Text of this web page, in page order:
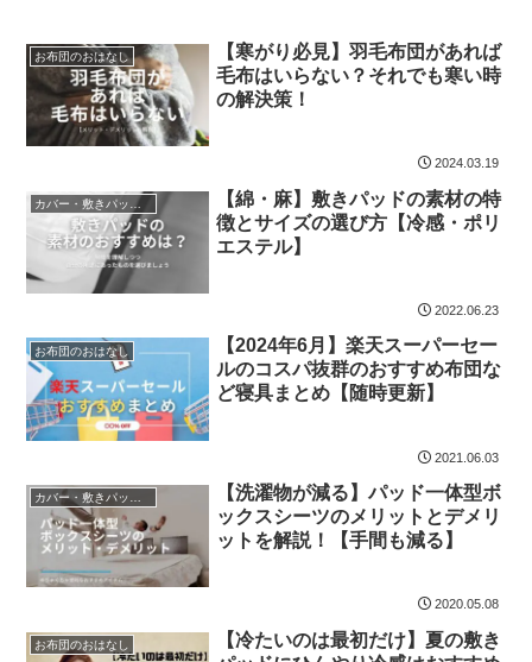
お布団のおはなし
【寒がり必見】羽毛布団があれば
毛布はいらない？それでも寒い時
の解決策！
2024.03.19
カバー・敷きパッド・ベッドパッド
【綿・麻】敷きパッドの素材の特
徴とサイズの選び方【冷感・ポリ
エステル】
2022.06.23
お布団のおはなし
【2024年6月】楽天スーパーセー
ルのコスパ抜群のおすすめ布団な
ど寝具まとめ【随時更新】
2021.06.03
カバー・敷きパッド・ベッドパッド
【洗濯物が減る】パッド一体型ボ
ックスシーツのメリットとデメリ
ットを解説！【手間も減る】
2020.05.08
お布団のおはなし
【冷たいのは最初だけ】夏の敷き